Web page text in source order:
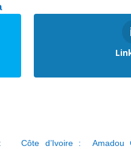
Côte d’Ivoire : Amadou